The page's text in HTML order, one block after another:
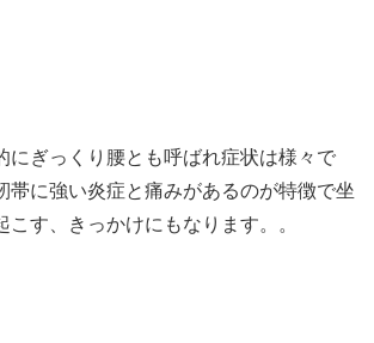
にぎっくり腰とも呼ばれ症状は様々で
帯に強い炎症と痛みがあるのが特徴で坐
こす、きっかけにもなります。。